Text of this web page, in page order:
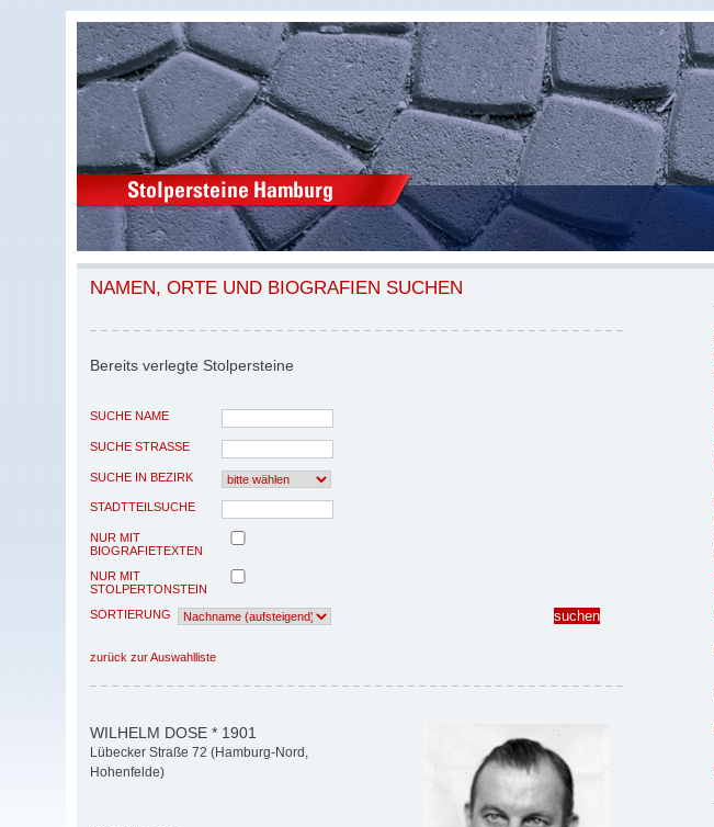
NAMEN, ORTE UND BIOGRAFIEN SUCHEN
Bereits verlegte Stolpersteine
SUCHE NAME
SUCHE STRASSE
SUCHE IN BEZIRK
STADTTEILSUCHE
NUR MIT
BIOGRAFIETEXTEN
NUR MIT
STOLPERTONSTEIN
SORTIERUNG
zurück zur Auswahlliste
WILHELM DOSE * 1901
Lübecker Straße 72 (Hamburg-Nord,
Hohenfelde)